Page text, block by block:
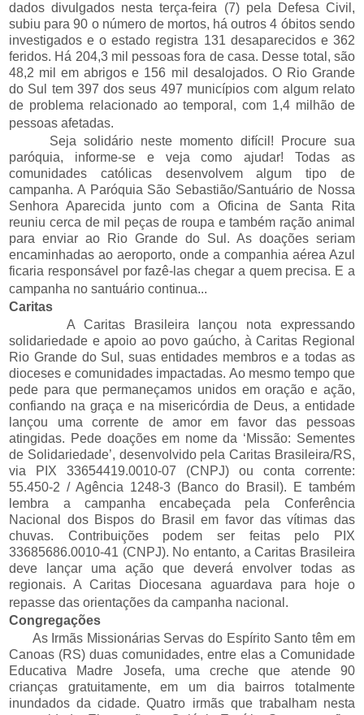
dados divulgados nesta terça-feira (7) pela Defesa Civil,
subiu para 90 o número de mortos, há outros 4 óbitos sendo
investigados e o estado registra 131 desaparecidos e 362
feridos. Há 204,3 mil pessoas fora de casa. Desse total, são
48,2 mil em abrigos e 156 mil desalojados. O Rio Grande
do Sul tem 397 dos seus 497 municípios com algum relato
de problema relacionado ao temporal, com 1,4 milhão de
pessoas afetadas.
Seja solidário neste momento difícil! Procure sua
paróquia, informe-se e veja como ajudar! Todas as
comunidades católicas desenvolvem algum tipo de
campanha. A Paróquia São Sebastião/Santuário de Nossa
Senhora Aparecida junto com a Oficina de Santa Rita
reuniu cerca de mil peças de roupa e também ração animal
para enviar ao Rio Grande do Sul. As doações seriam
encaminhadas ao aeroporto, onde a companhia aérea Azul
ficaria responsável por fazê-las chegar a quem precisa. E a
campanha no santuário continua...
Caritas
A Caritas Brasileira lançou nota expressando
solidariedade e apoio ao povo gaúcho, à Caritas Regional
Rio Grande do Sul, suas entidades membros e a todas as
dioceses e comunidades impactadas. Ao mesmo tempo que
pede para que permaneçamos unidos em oração e ação,
confiando na graça e na misericórdia de Deus, a entidade
lançou uma corrente de amor em favor das pessoas
atingidas. Pede doações em nome da ‘Missão: Sementes
de Solidariedade’, desenvolvido pela Caritas Brasileira/RS,
via PIX 33654419.0010-07 (CNPJ) ou conta corrente:
55.450-2 / Agência 1248-3 (Banco do Brasil). E também
lembra a campanha encabeçada pela Conferência
Nacional dos Bispos do Brasil em favor das vítimas das
chuvas. Contribuições podem ser feitas pelo PIX
33685686.0010-41 (CNPJ). No entanto, a Caritas Brasileira
deve lançar uma ação que deverá envolver todas as
regionais. A Caritas Diocesana aguardava para hoje o
repasse das orientações da campanha nacional.
Congregações
As Irmãs Missionárias Servas do Espírito Santo têm em
Canoas (RS) duas comunidades, entre elas a Comunidade
Educativa Madre Josefa, uma creche que atende 90
crianças gratuitamente, em um dia bairros totalmente
inundados da cidade.Quatro irmãs que trabalham nesta